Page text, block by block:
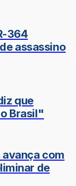
364
assassino
que
Brasil"
com
de